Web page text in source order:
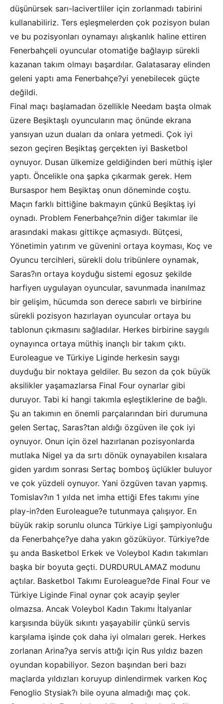
düşünürsek sarı-lacivertliler için zorlanmadı tabirini
kullanabiliriz. Ters eşleşmelerden çok pozisyon bulan
ve bu pozisyonları oynamayı alışkanlık haline ettiren
Fenerbahçeli oyuncular otomatiğe bağlayıp sürekli
kazanan takım olmayı başardılar. Galatasaray elinden
geleni yaptı ama Fenerbahçe?yi yenebilecek güçte
değildi.
Final maçı başlamadan özellikle Needam başta olmak
üzere Beşiktaşlı oyuncuların maç önünde ekrana
yansıyan uzun duaları da onlara yetmedi. Çok iyi
sezon geçiren Beşiktaş gerçekten iyi Basketbol
oynuyor. Dusan ülkemize geldiğinden beri müthiş işler
yaptı. Öncelikle ona şapka çıkarmak gerek. Hem
Bursaspor hem Beşiktaş onun döneminde coştu.
Maçın farklı bittiğine bakmayın çünkü Beşiktaş iyi
oynadı. Problem Fenerbahçe?nin diğer takımlar ile
arasındaki makası gittikçe açmasıydı. Bütçesi,
Yönetimin yatırım ve güvenini ortaya koyması, Koç ve
Oyuncu tercihleri, sürekli dolu tribünlere oynamak,
Saras?ın ortaya koyduğu sistemi egosuz şekilde
harfiyen uygulayan oyuncular, savunmada inanılmaz
bir gelişim, hücumda son derece sabırlı ve birbirine
sürekli pozisyon hazırlayan oyuncular ortaya bu
tablonun çıkmasını sağladılar. Herkes birbirine saygılı
oynayınca ortaya müthiş inançlı bir takım çıktı.
Euroleague ve Türkiye Liginde herkesin saygı
duyduğu bir noktaya geldiler. Bu sezon da çok büyük
aksilikler yaşamazlarsa Final Four oynarlar gibi
duruyor. Tabi ki hangi takımla eşleştiklerine de bağlı.
Şu an takımın en önemli parçalarından biri durumuna
gelen Sertaç, Saras?tan aldığı özgüven ile çok iyi
oynuyor. Onun için özel hazırlanan pozisyonlarda
mutlaka Nigel ya da sırtı dönük oynayabilen kısalara
giden yardım sonrası Sertaç bomboş üçlükler buluyor
ve çok yüzdeli oynuyor. Yani özgüven tavan yapmış.
Tomislav?ın 1 yılda net imha ettiği Efes takımı yine
play-in?den Euroleague?e tutunmaya çalışıyor. En
büyük rakip sorunlu olunca Türkiye Ligi şampiyonluğu
da Fenerbahçe?ye daha yakın gözüküyor. Türkiye?de
şu anda Basketbol Erkek ve Voleybol Kadın takımları
başka bir boyuta geçti. DURDURULAMAZ modunu
açtılar. Basketbol Takımı Euroleague?de Final Four ve
Türkiye Liginde Final oynar çok acayip şeyler
olmazsa. Ancak Voleybol Kadın Takımı İtalyanlar
karşısında büyük sıkıntı yaşayabilir çünkü servis
karşılama işinde çok daha iyi olmaları gerek. Herkes
zorlanan Arina?ya servis attığı için Rus yıldız bazen
oyundan kopabiliyor. Sezon başından beri bazı
maçlarda yıldızları koruyup dinlendirmek varken Koç
Fenoglio Stysiak?ı bile oyuna almadığı maç çok.